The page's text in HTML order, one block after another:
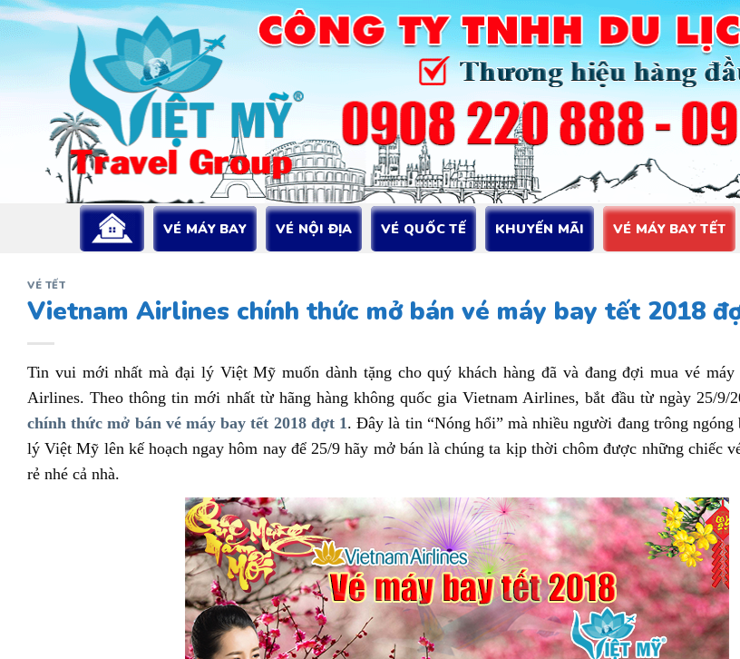
Bỏ
dung
VÉ MÁY BAY VÉ NỘI ĐỊA VÉ QUỐC TẾ KHUYẾN MÃI VÉ MÁY BAY TẾT
VÉ TẾT
Vietnam Airlines chính thức mở bán vé máy bay tết 2018
Tin vui mới nhất mà đại lý Việt Mỹ muốn dành tặng cho quý khách hàng đã và đang đợi mua vé máy
Airlines. Theo thông tin mới nhất từ hãng hàng không quốc gia Vietnam Airlines, bắt đầu từ ngày 25/9/
chính thức mở bán vé máy bay tết 2018 đợt 1 . Đây là tin “Nóng hổi” mà nhiều người đang trông
lý Việt Mỹ lên kế hoạch ngay hôm nay để 25/9 hãy mở bán là chúng ta kịp thời chôm được những chiếc
rẻ nhé cả nhà.